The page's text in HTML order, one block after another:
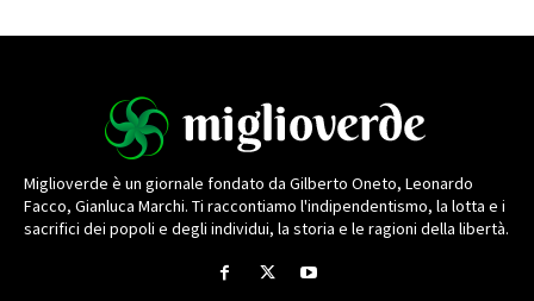
Miglioverde è un giornale fondato da Gilberto Oneto, Leonardo
Facco, Gianluca Marchi. Ti raccontiamo l'indipendentismo, la lotta e i
sacrifici dei popoli e degli individui, la storia e le ragioni della libertà.